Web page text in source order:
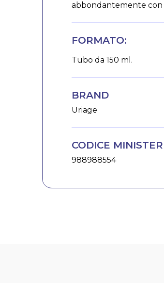
abbondantemente con
FORMATO:
Tubo da 150 ml.
BRAND
Uriage
CODICE
988988554